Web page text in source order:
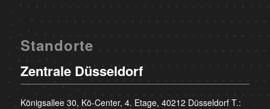
Standorte
Zentrale Düsseldorf
Königsallee 30, Kö-Center, 4. Etage, 40212 Düsseldorf T.: